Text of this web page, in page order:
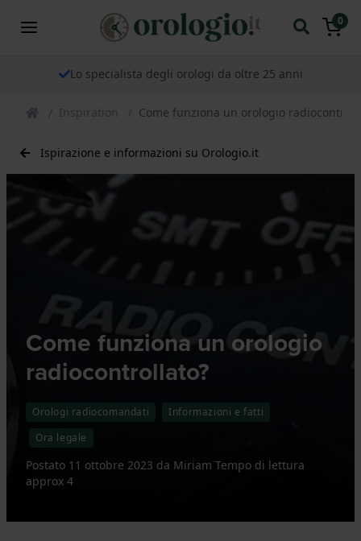
0
Lo specialista degli orologi da oltre 25 anni
Inspiration Come funziona un orologio
Ispirazione e informazioni su Orologio.it
Come funziona un orologio
radiocontrollato?
Orologi radiocomandati
Informazioni e fatti
Ora legale
Postato 11 ottobre 2023 da Miriam Tempo di lettura
approx 4